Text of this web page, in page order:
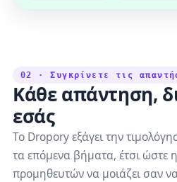
02 · Συγκρίνετε τις
Κάθε απάντηση,
εσάς
Το Dropory εξάγει την
τα επόμενα βήματα, έτσι ώστε
προμηθευτών να μοιάζει σαν